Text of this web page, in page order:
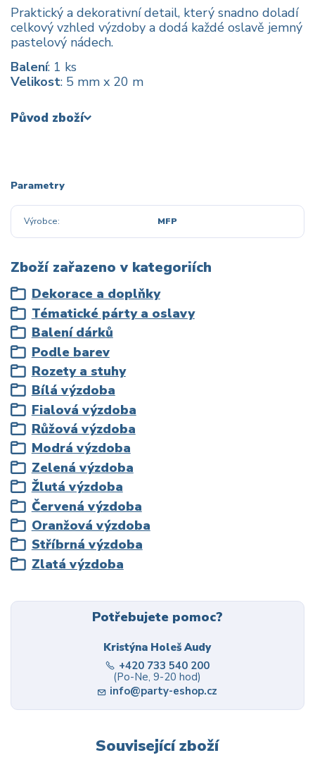
Praktický a dekorativní detail, který snadno doladí
celkový vzhled výzdoby a dodá každé oslavě jemný
pastelový nádech.
Balení: 1 ks
Velikost: 5 mm x 20 m
Původ zboží
Parametry
Výrobce MFP
Zboží zařazeno v kategoriích
Dekorace a doplňky
Tématické párty a oslavy
Balení dárků
Podle barev
Rozety a stuhy
Bílá výzdoba
Fialová výzdoba
Růžová výzdoba
Modrá výzdoba
Zelená výzdoba
Žlutá výzdoba
Červená výzdoba
Oranžová výzdoba
Stříbrná výzdoba
Zlatá výzdoba
Potřebujete pomoc?
Kristýna Holeš Audy
+420 733 540 200
(Po-Ne, 9-20 hod)
info@party-eshop.cz
Související zboží